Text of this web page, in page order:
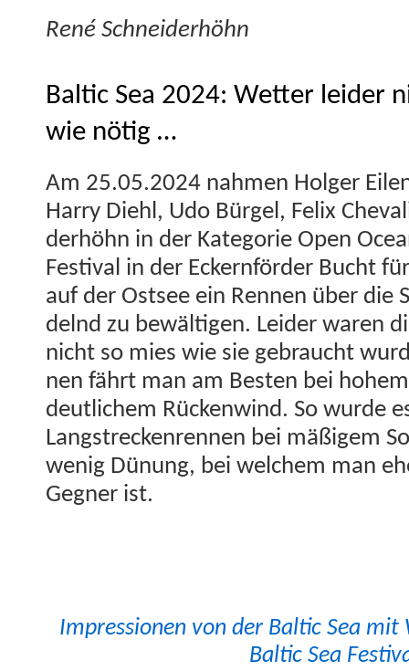
René Schnei­der­höhn
Baltic Sea 2024: Wetter leider
wie nötig …
Am 25.05.2024 nah­men Hol­ger
Har­ry Diehl, Udo Bürgel, Felix
der­höhn in der Kat­e­gorie Open
Fes­ti­val in der Eck­ern­förder Bucht
auf der Ost­see ein Ren­nen über die
del­nd zu bewälti­gen. Lei­der waren
nicht so mies wie sie gebraucht
nen fährt man am Besten bei
deut­lichem Rück­en­wind. So wurde
Langstreck­en­ren­nen bei mäßigem
wenig Dünung, bei welchem man
Geg­n­er ist.
Impres­sio­nen von der Baltic Sea mit
Baltic Sea